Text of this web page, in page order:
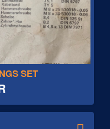
SET